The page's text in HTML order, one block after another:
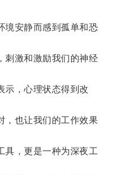
安静而感到孤单和恐
激和激励我们的神经
，心理状态得到改
也让我们的工作效果
，更是一种为深夜工